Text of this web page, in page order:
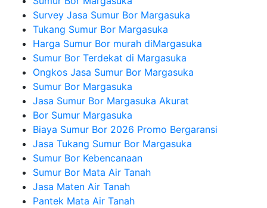
Survey Jasa Sumur Bor Margasuka
Tukang Sumur Bor Margasuka
Harga Sumur Bor murah diMargasuka
Sumur Bor Terdekat di Margasuka
Ongkos Jasa Sumur Bor Margasuka
Sumur Bor Margasuka
Jasa Sumur Bor Margasuka Akurat
Bor Sumur Margasuka
Biaya Sumur Bor 2026 Promo Bergaransi
Jasa Tukang Sumur Bor Margasuka
Sumur Bor Kebencanaan
Sumur Bor Mata Air Tanah
Jasa Maten Air Tanah
Pantek Mata Air Tanah